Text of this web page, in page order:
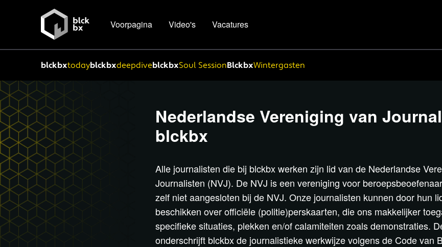
Voorpagina Video's Vacatures
blckbxtodayblckbxdeepdiveblckbxSoul SessionBlckbxWintergasten
Nederlandse Vereniging van
blckbx
Alle journalisten die bij blckbx werken zijn lid van de Nederlandse
Journalisten (NVJ). De NVJ is een vereniging voor
zelf niet aangesloten bij de NVJ. Onze journalisten kunnen door hun
beschikken over officiële (politie)perskaarten, die ons makkelijker
specifieke situaties, plekken en/of calamiteiten zoals demonstraties.
onderschrijft blckbx de journalistieke werkwijze volgens de Code van